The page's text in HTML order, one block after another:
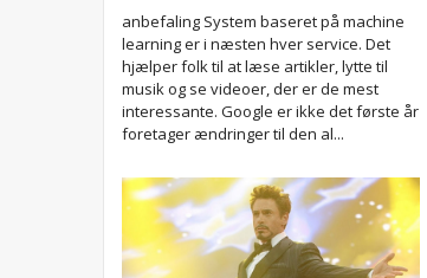
anbefaling System baseret på machine
learning er i næsten hver service. Det
hjælper folk til at læse artikler, lytte til
musik og se videoer, der er de mest
interessante. Google er ikke det første år
foretager ændringer til den al...